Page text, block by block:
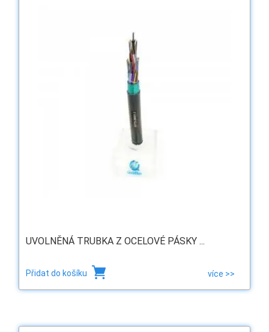
UVOLNĚNÁ TRUBKA Z OCELOVÉ PÁSKY ...
Přidat do košíku více >>